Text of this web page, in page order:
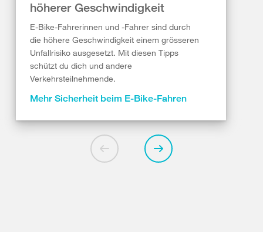
höherer Geschwindigkeit
E-Bike-Fahrerinnen und -Fahrer sind durch
die höhere Geschwindigkeit einem grösseren
Unfallrisiko ausgesetzt. Mit diesen Tipps
schützt du dich und andere
Verkehrsteilnehmende.
Mehr Sicherheit beim E-Bike-Fahren